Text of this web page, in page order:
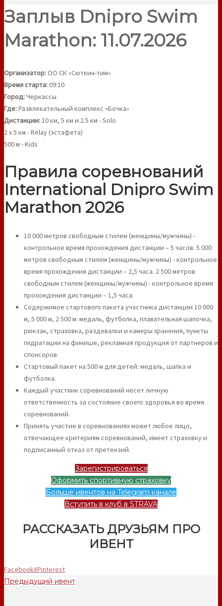
Заплыв Dnipro Swim
Marathon: 11.07.2026
Организатор:ОО СК «Сюткин-тим»
Время старта:09:10
Город:Черкассы
Где:Развлекательный комплекс «Бочка»
Дистанции:10 км, 5 км и 2.5 км - Solo
2 х 5 км - Relay (эстафета)
500 м - Kids
Правила соревнований
International Dnipro Swim
Marathon 2026
10 000 метров свободным стилем (женщины/мужчины) -
контрольное время прохождения дистанции – 5 часов. 5 000
метров свободным стилем (женщины/мужчины) - контрольное
время прохождения дистанции – 2,5 часа. 2 500 метров
свободным стилем (женщины/мужчины) - контрольное время
прохождения дистанции – 1,5 часа.
Содержимое стартового пакета участника дистанции 10 000
м, 5 000 м, 2 500 м: медаль, футболка, плавательная шапочка,
рюкзак, страховка, раздевалки и камеры хранения, пункты
гидратации на финише, рекламная продукция от партнеров и
спонсоров.
Стартовый пакет на 500 м для детей: медаль, шапка и
футболка.
Каждый участник соревнований несет личную
ответственность за состояние своего здоровья во время
соревнований.
Принять участие в соревнованиях может любое лицо,
отвечающее критериям соревнований, имеет страховку и
подписанный отказ от претензий.
Зарегистрироваться
Оформить спортивную страховку
Больше ивентов на Telegram канале
Вступить в клуб в STRAVA
РАССКАЗАТЬ ДРУЗЬЯМ ПРО
ИВЕНТ
FacebookXPinterest
Предыдущий ивент